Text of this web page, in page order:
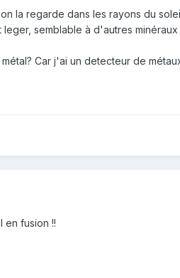
la regarde dans les rayons du
semblable à d'autres
Car j'ai un detecteur de
en fusion !!